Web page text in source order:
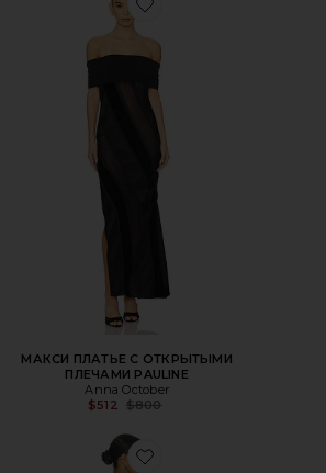
Favorite МАКСИ ПЛАТЬЕ С
МАКСИ ПЛАТЬЕ С ОТКРЫТЫМИ
ПЛЕЧАМИ PAULINE
Anna October
$512
Previous price:
$800
Favorite МАКСИ ПЛАТЬЕ